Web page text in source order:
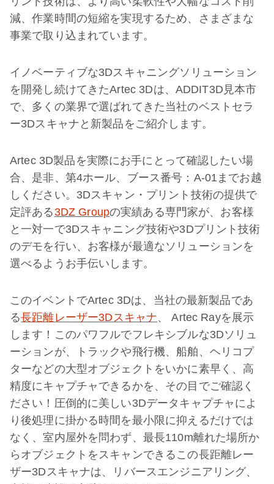
減、作業時間の短縮を実現するため、さまざまな
事業で取り込まれています。
イノベーティブな3Dスキャニングソリューション
を開発し続けてきたArtec 3Dは、ADDIT3D見本市
で、多くの業界で選ばれてきた当社のベストセラ
ー3Dスキャナと新製品をご紹介します。
Artec 3D製品を実際にお手にとって確認したい場
合、是非、第4ホール、ブース番号：A-01までお越
しください。3Dスキャン・プリント技術の提供で
定評ある3DZ Groupの実績ある専門家が、お客様
と一対一で3Dスキャニング技術や3Dプリント技術
のデモを行い、お客様が最適なソリューションを
選べるようお手伝いします。
このイベントでArtec 3Dは、当社の最新製品であ
る長距離レーザー3Dスキャナ、 Artec Rayを展示
します！このパワフルでフレキシブルな3Dソリュ
ーションが、トラックや飛行機、船舶、ヘリコプ
ターなどの大型オブジェクトをいかに素早く、高
精度にキャプチャできるかを、その目でご確認く
ださい！圧倒的に美しい3Dデータキャプチャによ
り後処理に掛かる時間を最小限に抑えるだけでは
なく、室内屋外を問わず、最長110m離れた場所か
らオブジェクトをスキャンできるこの長距離レー
ザー3Dスキャナは、リバースエンジニアリング、